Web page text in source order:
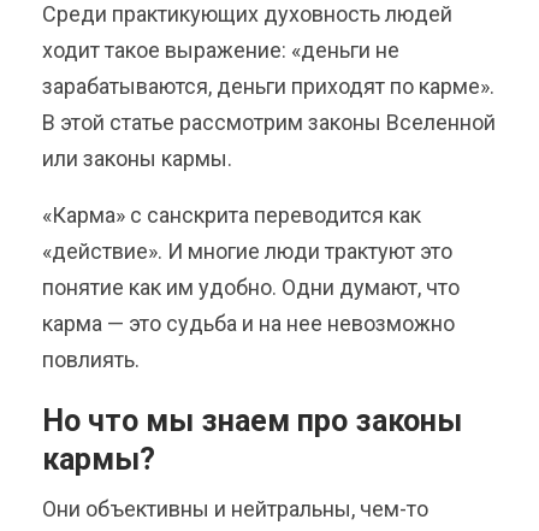
Среди практикующих духовность людей
ходит такое выражение: «деньги не
зарабатываются, деньги приходят по карме».
В этой статье рассмотрим законы Вселенной
или законы кармы.
«Карма» с санскрита переводится как
«действие». И многие люди трактуют это
понятие как им удобно. Одни думают, что
карма — это судьба и на нее невозможно
повлиять.
Но что мы знаем про законы
кармы?
Они объективны и нейтральны, чем-то